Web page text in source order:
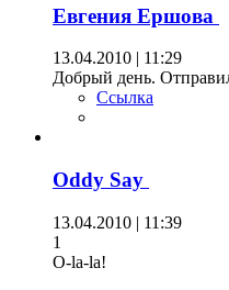
Евгения Ершова
13.04.2010 | 11:29
Добрый день.
Ссылка
Oddy Say
13.04.2010 | 11:39
1
O-la-la!